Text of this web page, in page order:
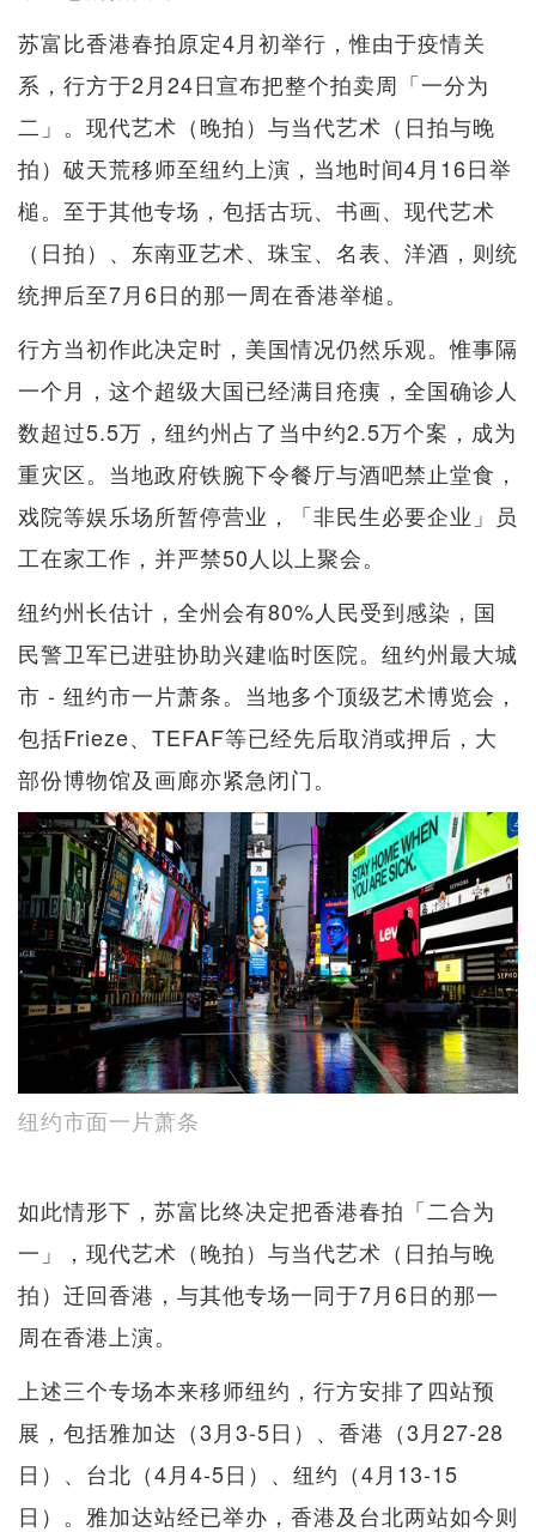
苏富比香港春拍原定4月初举行，惟由于疫情关
系，行方于2月24日宣布把整个拍卖周「一分为
二」。现代艺术（晚拍）与当代艺术（日拍与晚
拍）破天荒移师至纽约上演，当地时间4月16日举
槌。至于其他专场，包括古玩、书画、现代艺术
（日拍）、东南亚艺术、珠宝、名表、洋酒，则统
统押后至7月6日的那一周在香港举槌。
行方当初作此决定时，美国情况仍然乐观。惟事隔
一个月，这个超级大国已经满目疮痍，全国确诊人
数超过5.5万，纽约州占了当中约2.5万个案，成为
重灾区。当地政府铁腕下令餐厅与酒吧禁止堂食，
戏院等娱乐场所暂停营业，「非民生必要企业」员
工在家工作，并严禁50人以上聚会。
纽约州长估计，全州会有80%人民受到感染，国
民警卫军已进驻协助兴建临时医院。纽约州最大城
市 - 纽约市一片萧条。当地多个顶级艺术博览会，
包括Frieze、TEFAF等已经先后取消或押后，大
部份博物馆及画廊亦紧急闭门。
纽约市面一片萧条
如此情形下，苏富比终决定把香港春拍「二合为
一」，现代艺术（晚拍）与当代艺术（日拍与晚
拍）迁回香港，与其他专场一同于7月6日的那一
周在香港上演。
上述三个专场本来移师纽约，行方安排了四站预
展，包括雅加达（3月3-5日）、香港（3月27-28
日）、台北（4月4-5日）、纽约（4月13-15
日）。雅加达站经已举办，香港及台北两站如今则